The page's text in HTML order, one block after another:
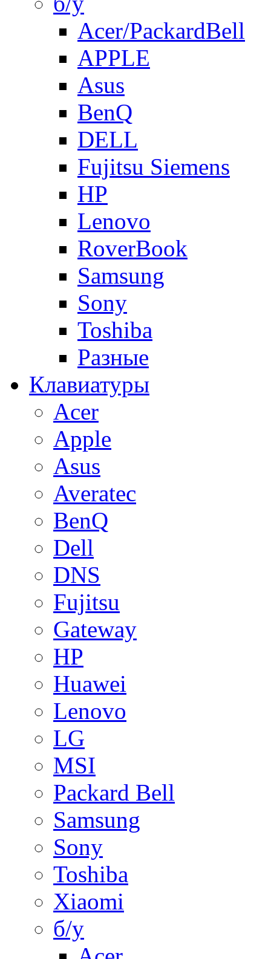
Acer/PackardBell
APPLE
Asus
BenQ
DELL
Fujitsu Siemens
HP
Lenovo
RoverBook
Samsung
Sony
Toshiba
Разные
Клавиатуры
Acer
Apple
Asus
Averatec
BenQ
Dell
DNS
Fujitsu
Gateway
HP
Huawei
Lenovo
LG
MSI
Packard Bell
Samsung
Sony
Toshiba
Xiaomi
б/у